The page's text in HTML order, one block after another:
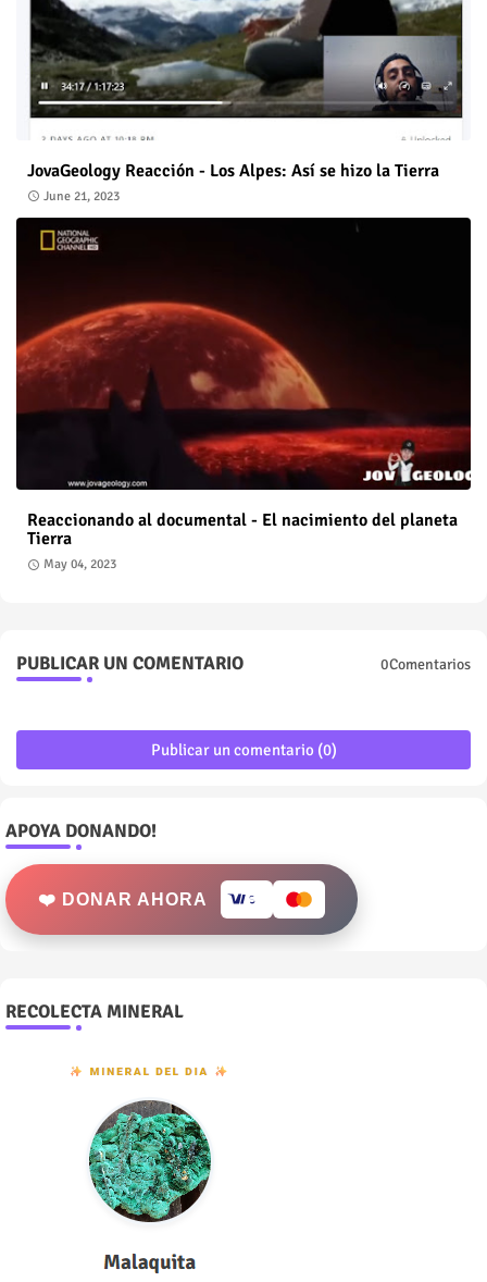
JovaGeology Reacción - Los Alpes: Así se hizo la Tierra
June 21, 2023
Reaccionando al documental - El nacimiento del planeta
Tierra
May 04, 2023
PUBLICAR UN COMENTARIO 0Comentarios
Publicar un comentario (0)
APOYA DONANDO!
❤️ DONAR AHORA
RECOLECTA MINERAL